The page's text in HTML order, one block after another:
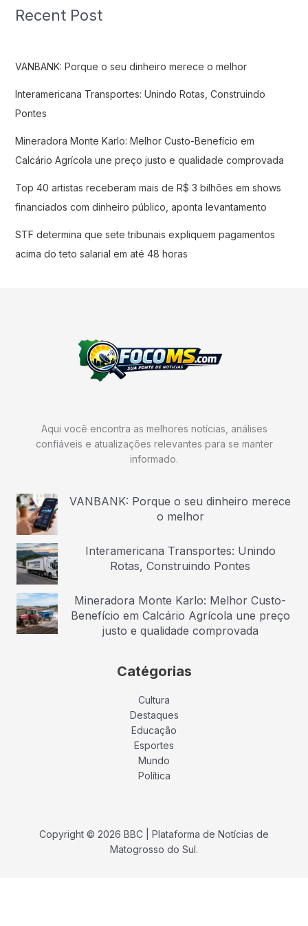
Recent Post
VANBANK: Porque o seu dinheiro merece o melhor
Interamericana Transportes: Unindo Rotas, Construindo
Pontes
Mineradora Monte Karlo: Melhor Custo-Benefício em
Calcário Agrícola une preço justo e qualidade comprovada
Top 40 artistas receberam mais de R$ 3 bilhões em shows
financiados com dinheiro público, aponta levantamento
STF determina que sete tribunais expliquem pagamentos
acima do teto salarial em até 48 horas
Aqui você encontra as melhores notícias, análises
confiáveis e atualizações relevantes para se manter
informado.
VANBANK: Porque o seu dinheiro merece
o melhor
Interamericana Transportes: Unindo
Rotas, Construindo Pontes
Mineradora Monte Karlo: Melhor Custo-
Benefício em Calcário Agrícola une preço
justo e qualidade comprovada
Catégorias
Cultura
Destaques
Educação
Esportes
Mundo
Política
Copyright © 2026 BBC | Plataforma de Notícias de
Matogrosso do Sul.